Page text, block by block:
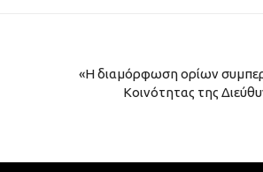
«Η διαμόρφωση ορίων
Κοινότητας της